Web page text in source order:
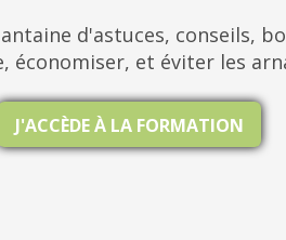
d'astuces, conseils,
économiser, et éviter les
J'ACCÈDE À LA FORMATION